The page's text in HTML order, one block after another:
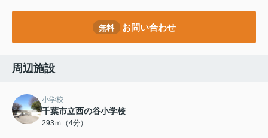
無料 お問い合わせ
周辺施設
小学校
千葉市立西の谷小学校
293ｍ（4分）